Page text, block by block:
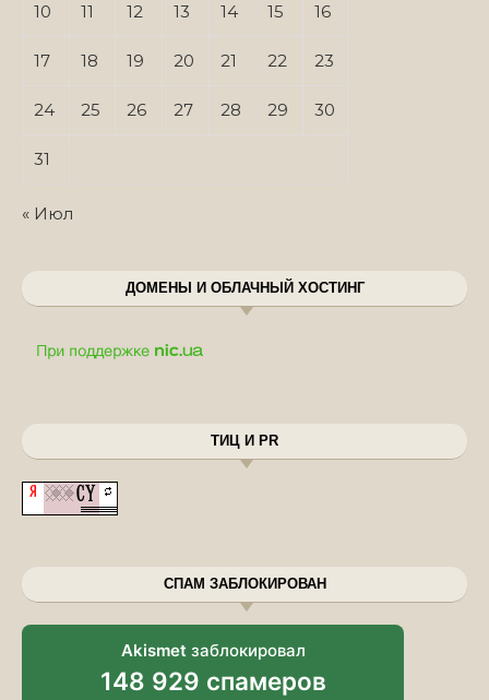
10 11 12 13 14 15 16
17 18 19 20 21 22 23
24 25 26 27 28 29 30
31
« Июл
ДОМЕНЫ И ОБЛАЧНЫЙ ХОСТИНГ
ТИЦ И PR
СПАМ ЗАБЛОКИРОВАН
Akismet заблокировал
148 929 спамеров